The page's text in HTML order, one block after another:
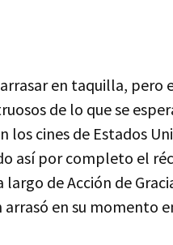
en taquilla, pero
de lo que se
los cines de Estados
así por completo el
de Acción de
en su momento